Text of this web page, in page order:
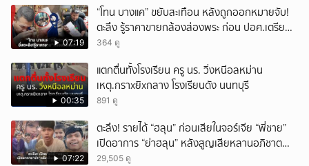
07:19
“โทน บางแค” ขยับสะเทือน หลังถูกออกหมายจับ!
ตะลึง รู้ราคาขายกล้องส่องพระ ก่อน ปอศ.เตรียม
บุกรวบ?
364 ดู
00:35
แตกตื่นทั้งโรงเรียน ครู นร. วิ่งหนีอลหม่าน
เหตุ.กราxยิxกลาง โรงเรียนดัง นนทบุรี
891 ดู
07:22
ตะลึง! รายได้ “ฮลุน” ก่อนเสียในจอร์เจีย “พี่ชาย”
เปิดอาการ “ย่าฮลุน” หลังสูญเสียหลานอภิชาต
บุตร!
29,505 ดู